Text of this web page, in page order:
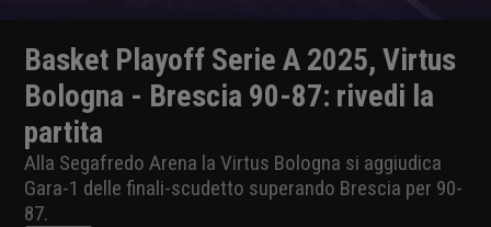
Basket Playoff Serie A 2025, Virtus
Bologna - Brescia 90-87: rivedi la
partita
Alla Segafredo Arena la Virtus Bologna si aggiudica
Gara-1 delle finali-scudetto superando Brescia per 90-
87.